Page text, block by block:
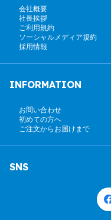
会社概要
社長挨拶
ご利用規約
ソーシャルメディア規約
採用情報
INFORMATION
お問い合わせ
初めての方へ
ご注文からお届けまで
SNS